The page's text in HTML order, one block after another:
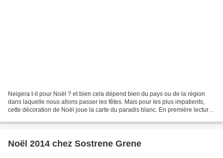
Neigera t-il pour Noël ? et bien cela dépend bien du pays ou de la région
dans laquelle nous allons passer les fêtes. Mais pour les plus impatients,
cette décoration de Noël joue la carte du paradis blanc. En première lecture,
Noël 2014 chez Sostrene Grene